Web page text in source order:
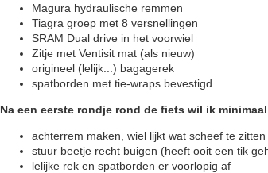
Magura hydraulische remmen
Tiagra groep met 8 versnellingen
SRAM Dual drive in het voorwiel
Zitje met Ventisit mat (als nieuw)
origineel (lelijk...) bagagerek
spatborden met tie-wraps bevestigd...
Na een eerste rondje rond de fiets wil ik
achterrem maken, wiel lijkt wat scheef te
stuur beetje recht buigen (heeft ooit een tik
lelijke rek en spatborden er voorlopig af